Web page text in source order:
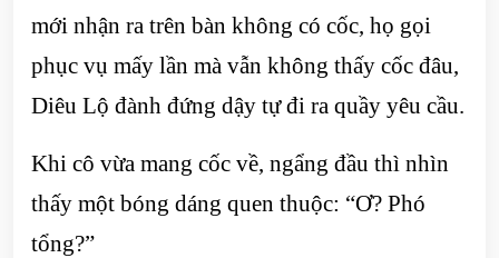
mới nhận ra trên bàn không có cốc, họ gọi
phục vụ mấy lần mà vẫn không thấy cốc đâu,
Diêu Lộ đành đứng dậy tự đi ra quầy yêu cầu.
Khi cô vừa mang cốc về, ngẩng đầu thì nhìn
thấy một bóng dáng quen thuộc: “Ơ? Phó
tổng?”